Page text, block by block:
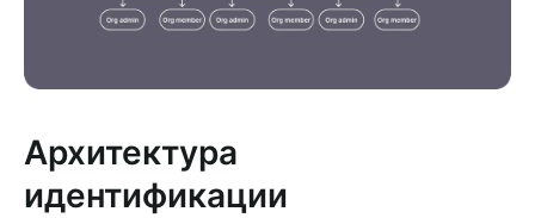
Архитектура
идентификации